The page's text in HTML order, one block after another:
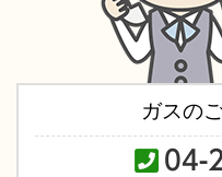
ガスの
04-